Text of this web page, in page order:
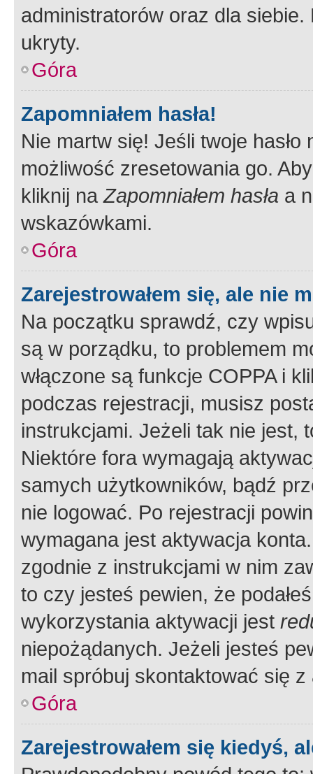
administratorów oraz dla
ukryty.
Góra
Zapomniałem hasła!
Nie martw się! Jeśli twoje
możliwość zresetowania go.
kliknij naZapomniałem hasła a
wskazówkami.
Góra
Zarejestrowałem się, ale nie
Na początku sprawdź, czy
są w porządku, to problemem
włączone są funkcje COPPA i
podczas rejestracji, musisz
instrukcjami. Jeżeli tak nie jest,
Niektóre fora wymagają
samych użytkowników, bądź
nie logować. Po rejestracji
wymagana jest aktywacja
zgodnie z instrukcjami w nim
to czy jesteś pewien, że
wykorzystania aktywacji jest
niepożądanych. Jeżeli jesteś
mail spróbuj skontaktować się
Góra
Zarejestrowałem się kiedyś,